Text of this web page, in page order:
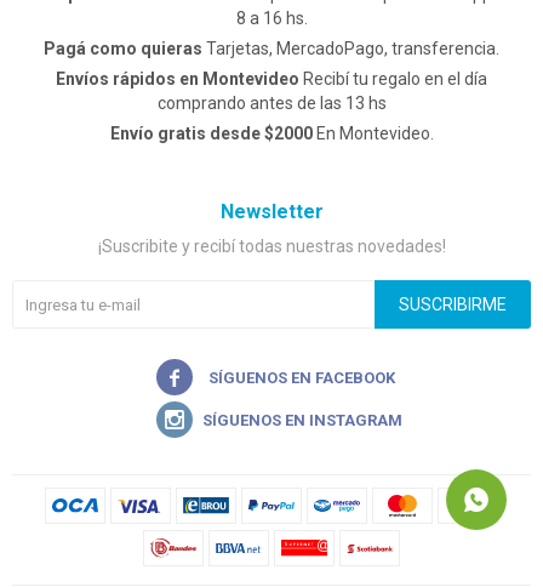
8 a 16 hs.
Pagá como quieras Tarjetas, MercadoPago, transferencia.
Envíos rápidos en Montevideo Recibí tu regalo en el día
comprando antes de las 13 hs
Envío gratis desde $2000En Montevideo.
Newsletter
¡Suscribite y recibí todas nuestras novedades!
SUSCRIBIRME

